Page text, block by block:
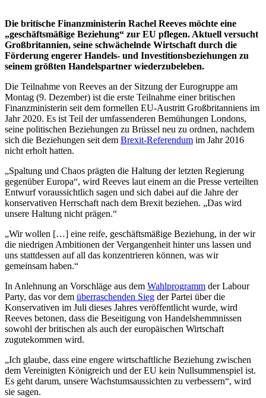
Die britische Finanzministerin Rachel Reeves möchte eine
„geschäftsmäßige Beziehung“ zur EU pflegen. Aktuell versucht
Großbritannien, seine schwächelnde Wirtschaft durch die
Förderung engerer Handels- und Investitionsbeziehungen zu
seinem größten Handelspartner wiederzubeleben.
Die Teilnahme von Reeves an der Sitzung der Eurogruppe am
Montag (9. Dezember) ist die erste Teilnahme einer britischen
Finanzministerin seit dem formellen EU-Austritt Großbritanniens im
Jahr 2020. Es ist Teil der umfassenderen Bemühungen Londons,
seine politischen Beziehungen zu Brüssel neu zu ordnen, nachdem
sich die Beziehungen seit dem Brexit-Referendum im Jahr 2016
nicht erholt hatten.
„Spaltung und Chaos prägten die Haltung der letzten Regierung
gegenüber Europa“, wird Reeves laut einem an die Presse verteilten
Entwurf voraussichtlich sagen und sich dabei auf die Jahre der
konservativen Herrschaft nach dem Brexit beziehen. „Das wird
unsere Haltung nicht prägen.“
„Wir wollen […] eine reife, geschäftsmäßige Beziehung, in der wir
die niedrigen Ambitionen der Vergangenheit hinter uns lassen und
uns stattdessen auf all das konzentrieren können, was wir
gemeinsam haben.“
In Anlehnung an Vorschläge aus dem Wahlprogramm der Labour
Party, das vor dem überraschenden Sieg der Partei über die
Konservativen im Juli dieses Jahres veröffentlicht wurde, wird
Reeves betonen, dass die Beseitigung von Handelshemmnissen
sowohl der britischen als auch der europäischen Wirtschaft
zugutekommen wird.
„Ich glaube, dass eine engere wirtschaftliche Beziehung zwischen
dem Vereinigten Königreich und der EU kein Nullsummenspiel ist.
Es geht darum, unsere Wachstumsaussichten zu verbessern“, wird
sie sagen.